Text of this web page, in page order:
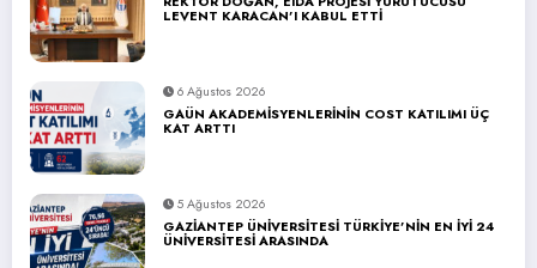
LEVENT KARACAN’I KABUL ETTİ
6 Ağustos 2026
GAÜN AKADEMİSYENLERİNİN COST KATILIMI ÜÇ
KAT ARTTI
5 Ağustos 2026
GAZİANTEP ÜNİVERSİTESİ TÜRKİYE’NİN EN İYİ 24
ÜNİVERSİTESİ ARASINDA